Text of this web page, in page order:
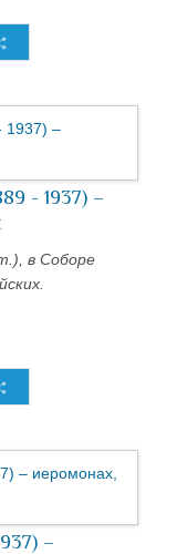
- 1937) –
в Соборе
–